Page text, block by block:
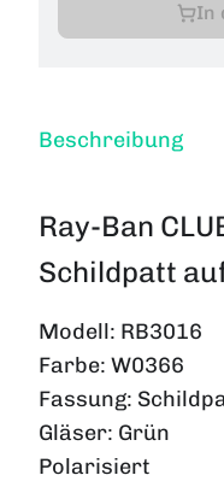
In
Beschreibung
Ray-Ban
Schildpatt
Modell: RB3016
Farbe: W0366
Fassung:
Gläser: Grün
Polarisiert